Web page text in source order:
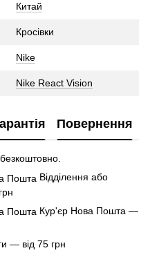
Китай
Кросівки
Nike
Nike React Vision
Повернення
Відділення або
Кур'єр Нова Пошта —
— від 75 грн